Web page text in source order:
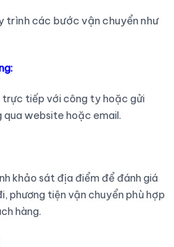
trình các bước vận chuyển như
trực tiếp với công ty hoặc gửi
qua website hoặc email.
khảo sát địa điểm để đánh giá
phương tiện vận chuyển phù hợp
hàng.